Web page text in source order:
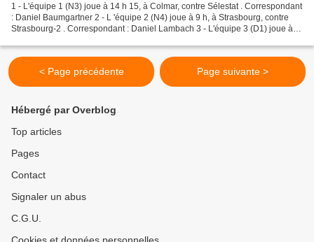
1 - L'équipe 1 (N3) joue à 14 h 15, à Colmar, contre Sélestat . Correspondant
: Daniel Baumgartner 2 - L 'équipe 2 (N4) joue à 9 h, à Strasbourg, contre
Strasbourg-2 . Correspondant : Daniel Lambach 3 - L'équipe 3 (D1) joue à 9
< Page précédente Page suivante >
Hébergé par Overblog
Top articles
Pages
Contact
Signaler un abus
C.G.U.